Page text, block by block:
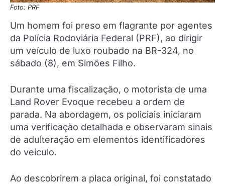
Foto: PRF
Um homem foi preso em flagrante por agentes
da Polícia Rodoviária Federal (PRF), ao dirigir
um veículo de luxo roubado na BR-324, no
sábado (8), em Simões Filho.
Durante uma fiscalização, o motorista de uma
Land Rover Evoque recebeu a ordem de
parada. Na abordagem, os policiais iniciaram
uma verificação detalhada e observaram sinais
de adulteração em elementos identificadores
do veículo.
Ao descobrirem a placa original, foi constatado